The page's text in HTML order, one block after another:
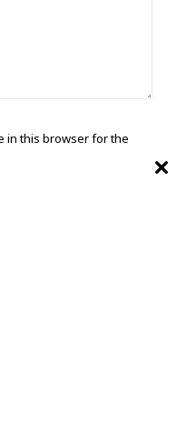
in this browser for the